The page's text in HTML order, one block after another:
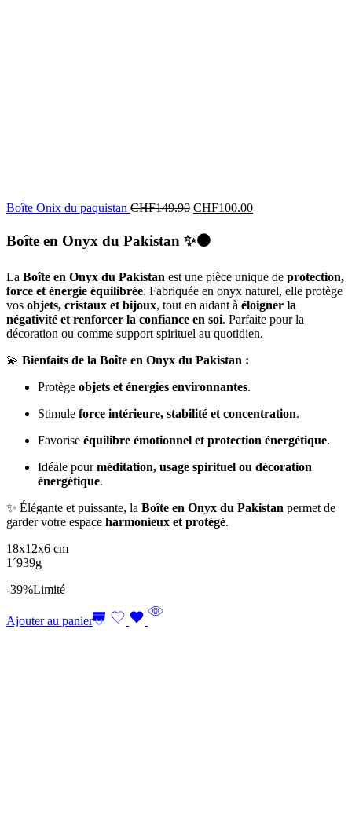
Boîte Onix du paquistan CHF149.90 CHF100.00
Boîte en Onyx du Pakistan ✨⚫
La Boîte en Onyx du Pakistan est une pièce unique de protection,
force et énergie équilibrée. Fabriquée en onyx naturel, elle protège
vos objets, cristaux et bijoux, tout en aidant à éloigner la
négativité et renforcer la confiance en soi. Parfaite pour la
décoration ou comme support spirituel au quotidien.
💫 Bienfaits de la Boîte en Onyx du Pakistan :
Protège objets et énergies environnantes.
Stimule force intérieure, stabilité et concentration.
Favorise équilibre émotionnel et protection énergétique.
Idéale pourméditation, usage spirituel ou décoration
énergétique.
✨ Élégante et puissante, la Boîte en Onyx du Pakistan permet de
garder votre espace harmonieux et protégé.
18x12x6 cm
1´939g
-39%Limité
Ajouter au panier